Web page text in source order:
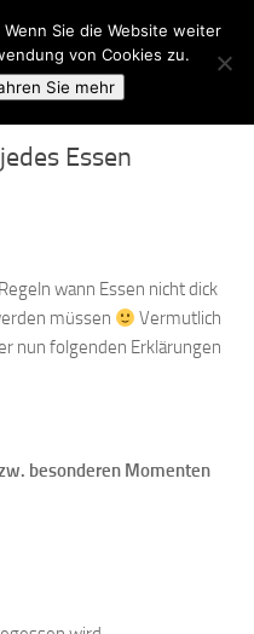
Essen
wann Essen nicht dick
müssen
Vermutlich
nun folgenden Erklärungen
besonderen Momenten
Sie die Website weiter
von Cookies zu.
Sie mehr